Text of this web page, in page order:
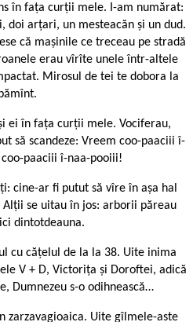
în fața curții mele. I-am numărat:
doi arțari, un mesteacăn și un dud.
că mașinile ce treceau pe stradă
erau vîrîte unele într-altele
Mirosul de tei te dobora la
ei în fața curții mele. Vociferau,
să scandeze: Vreem coo-paaciii î-
paaciii î-naa-pooiii!
cine-ar fi putut să vîre în așa hal
se uitau în jos: arborii păreau
dintotdeauna.
cu cățelul de la la 38. Uite inima
V + D, Victorița și Doroftei, adică
Dumnezeu s-o odihnească…
zarzavagioaica. Uite gîlmele-aste